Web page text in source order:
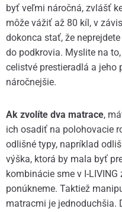
byť veľmi náročná, zvlášť
môže vážiť až 80 kíl, v
dokonca stať, že
do podkrovia. Myslite na
celistvé prestieradlá a jeho
náročnejšie.
Ak zvolíte dva matrace,
ich osadiť na polohovacie
odlišné typy, napríklad
výška, ktorá by mala byť
kombinácie sme v I-
ponúkneme. Taktiež
matracmi je jednoduchšia.